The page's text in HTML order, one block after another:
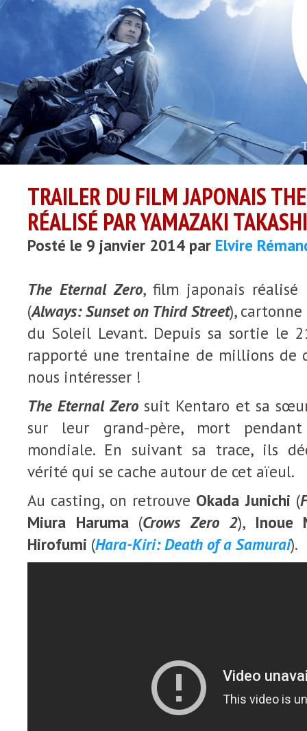
TRAILER DU FILM JAPONAIS
RÉALISÉ PAR YAMAZAKI TAKASHI
Posté le 9 janvier 2014 par Elvire
The Eternal Zero, film japonais
(Always: Sunset on Third Street), cartonne
du Soleil Levant. Depuis sa sortie le
rapporté une trentaine de millions de
nous intéresser !
The Eternal Zero suit Kentaro et sa
sur leur grand-père, mort
mondiale. En suivant sa trace, ils
vérité qui se cache autour de cet aïeul.
Au casting, on retrouve Okada Junichi (
Miura Haruma(Crows Zero 2), Inoue
Hirofumi (Hara-Kiri: Death of a Samurai).